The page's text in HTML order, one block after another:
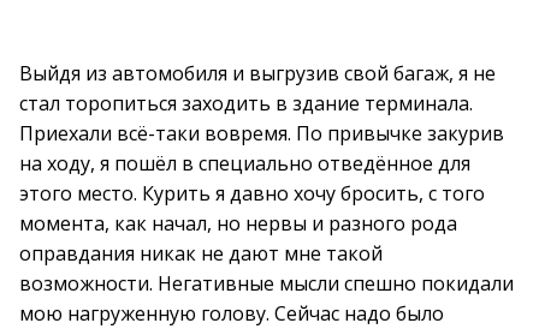
Выйдя из автомобиля и выгрузив свой багаж, я не
стал торопиться заходить в здание терминала.
Приехали всё-таки вовремя. По привычке закурив
на ходу, я пошёл в специально отведённое для
этого место. Курить я давно хочу бросить, с того
момента, как начал, но нервы и разного рода
оправдания никак не дают мне такой
возможности. Негативные мысли спешно покидали
мою нагруженную голову. Сейчас надо было